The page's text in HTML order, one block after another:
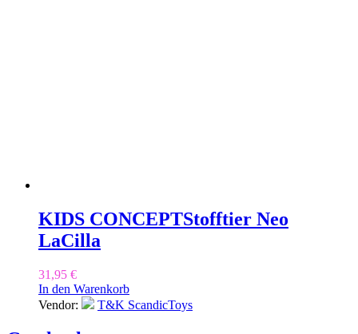
KIDS CONCEPTStofftier Neo
LaCilla
31,95 €
In den Warenkorb
Vendor:
T&K ScandicToys